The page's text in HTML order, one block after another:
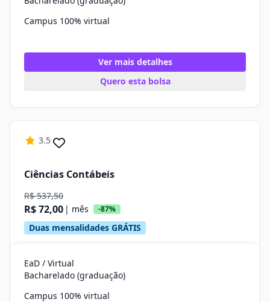
Campus 100% virtual
Ver mais detalhes
Quero esta bolsa
3.5
Ciências Contábeis
R$ 537,50
R$ 72,00 | mês -87%
Duas mensalidades GRÁTIS
EaD / Virtual
Bacharelado (graduação)
Campus 100% virtual